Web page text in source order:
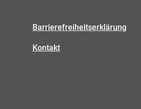
Barrierefreiheitserklärung
Kontakt